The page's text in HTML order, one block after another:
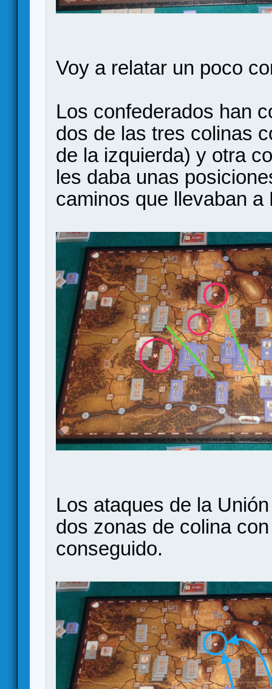
Voy a relatar un poco
Los confederados han
dos de las tres colinas
de la izquierda) y otra
les daba unas
caminos que llevaban
Los ataques de la
dos zonas de colina
conseguido.